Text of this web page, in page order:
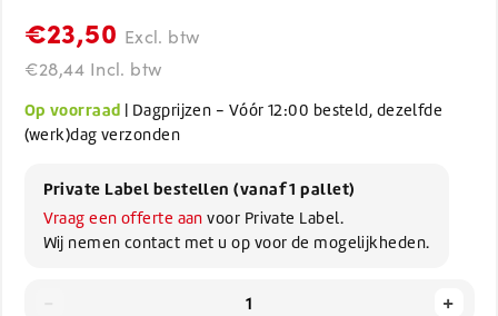
€23,50 Excl. btw
€28,44 Incl. btw
Op voorraad | Dagprijzen - Vóór 12:00 besteld, dezelfde
(werk)dag verzonden
Private Label bestellen (vanaf 1 pallet)
Vraag een offerte aan voor Private Label.
Wij nemen contact met u op voor de mogelijkheden.
+